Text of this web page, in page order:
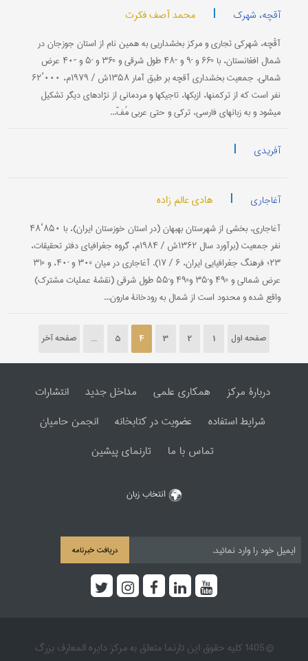
آقچه، شهرک | محمد آصف فکرت
آقْچه، شهرکی تجاری و مرکز بخشداریی به همین نام از استان جوزجان در
شمال افغانستان، با °۶۶ و ´۹ و ´´۴۸ طول شرقی و °۳۶ و ´۵ و ´´۴۰ عرض
شمالی. جمعیت بخشداری آقچه بر طبق آمار ۱۳۵۸ش / ۱۹۷۹م، ۰۰۰’۶۲
نفر است که از ترکمنها، ازبکها، تاجیکها و مردمانی از نژادهای دیگر تشکیل
می‎شود و به زبانهای فارسی، ترکی و حتی عربی مُفّ...
آفریدی |
آغاجاری | هادی عالم زاده
آغاجاری، بخشی از شهرستان بهبهان (در استان خوزستان ایران)، با ۸۵۰‘۴۸
نفر جمعیت (برآورد سال ۱۳۶۲ش / ۱۹۸۴م، گروه جغرافیای دفتر تحقیقات،
۲۳؛ فرهنگ جغرافیایی ایران، ۶ / ۱۷). آغاجاری در میان °۳۰ و ´۴۰، و °۳۱
عرض شمالی و °۴۹ و‌´۳۵ و‌°۴۹ و‌´۵۵ طول شرقی (نقشۀ عملیات مشترک)
واقع شده و محدود است از شمال به رودخانۀ مارون...
صفحه اول 1
2
3
4
5
... صفحه آخر
دربارۀ مرکز همکاری علمی مداخل جدید
انتشارات
شرایط استفاده
عضویت در کتابخانه
انجمن حامیان
تماس با ما
تارنمای پیشین
انتخاب زبان
دریافت خبرنامه
© 1405 کلیه حقوق این تارنما متعلق به مرکز دایره المعارف بزرگ